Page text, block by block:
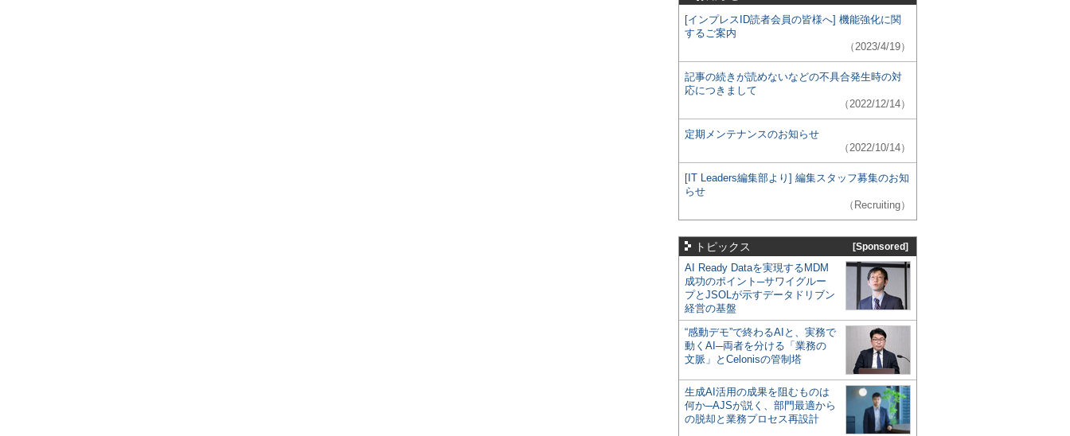
[インプレスID読者会員の皆様へ] 機能強化に関
するご案内
（2023/4/19）
記事の続きが読めないなどの不具合発生時の対
応につきまして
（2022/12/14）
定期メンテナンスのお知らせ
（2022/10/14）
[IT Leaders編集部より] 編集スタッフ募集のお知
らせ
（Recruiting）
トピックス [Sponsored]
AI Ready Dataを実現するMDM
成功のポイント─サワイグルー
プとJSOLが示すデータドリブン
経営の基盤
“感動デモ”で終わるAIと、実務で
動くAI─両者を分ける「業務の
文脈」とCelonisの管制塔
生成AI活用の成果を阻むものは
何か─AJSが説く、部門最適から
の脱却と業務プロセス再設計